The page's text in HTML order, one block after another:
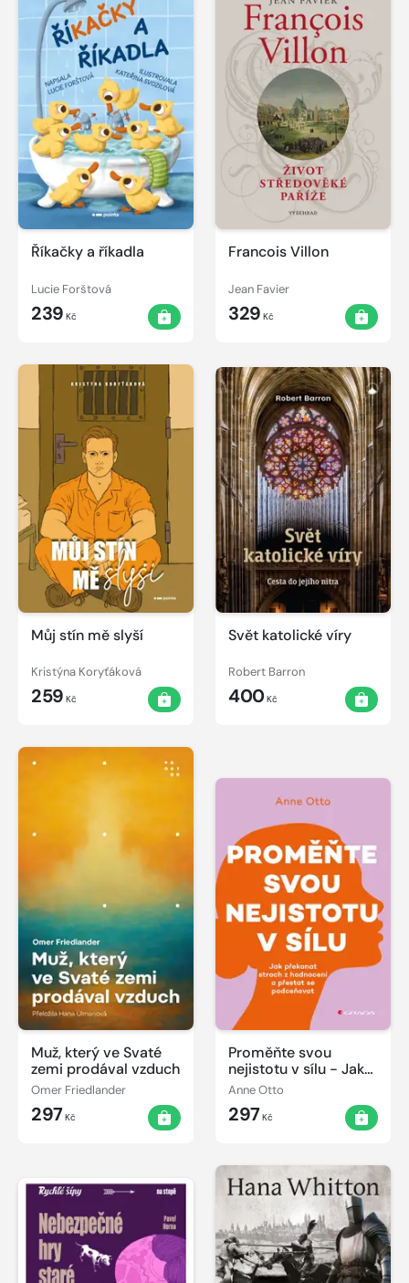
Říkačky a říkadla
Lucie Forštová
239 Kč
Francois Villon
Jean Favier
329 Kč
Můj stín mě slyší
Kristýna Koryťáková
259 Kč
Svět katolické víry
Robert Barron
400Kč
Muž, který ve Svaté
zemi prodával vzduch
Omer Friedlander
297Kč
Proměňte svou
nejistotu v sílu - Jak
překonat strach z
hodnocení a přestat
se podceňovat
Anne Otto
297Kč